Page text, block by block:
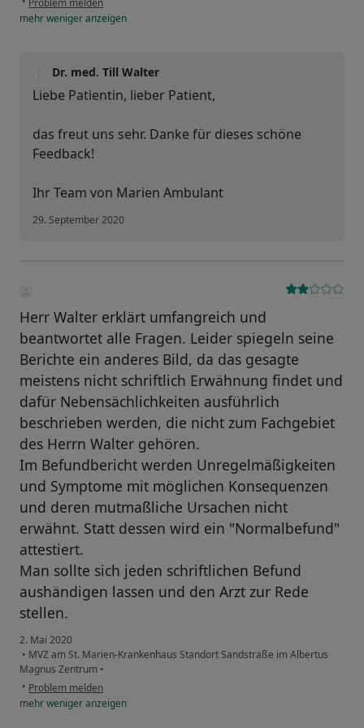
Problem melden
mehrwenigeranzeigen
Dr. med. Till Walter
Liebe Patientin, lieber Patient,
das freut uns sehr. Danke für dieses schöne
Feedback!
Ihr Team von Marien Ambulant
29. September 2020
Herr Walter erklärt umfangreich und
beantwortet alle Fragen. Leider spiegeln seine
Berichte ein anderes Bild, da das gesagte
meistens nicht schriftlich Erwähnung findet und
dafür Nebensächlichkeiten ausführlich
beschrieben werden, die nicht zum Fachgebiet
des Herrn Walter gehören.
Im Befundbericht werden Unregelmäßigkeiten
und Symptome mit möglichen Konsequenzen
und deren mutmaßliche Ursachen nicht
erwähnt. Statt dessen wird ein "Normalbefund"
attestiert.
Man sollte sich jeden schriftlichen Befund
aushändigen lassen und den Arzt zur Rede
stellen.
2. Mai 2020
• MVZ am St. Marien-Krankenhaus Standort Sandstraße im Albertus
Magnus Zentrum •
• Problem melden
mehrwenigeranzeigen